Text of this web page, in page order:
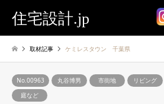
住宅設計.jp
取材記事 ケミレスタウン 千葉県
No.00963 丸谷博男 市街地 リビング
庭など